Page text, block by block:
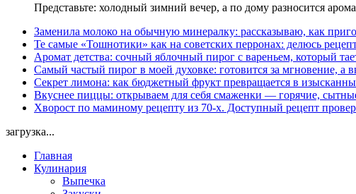
Представьте: холодный зимний вечер, а по дому разносится
Заменила молоко на обычную минералку: рассказываю, как
Те самые «Тошнотики» как на советских перронах: делюсь
Аромат детства: сочный яблочный пирог с вареньем, который
Самый частый пирог в моей духовке: готовится за мгновение, а
Секрет лимона: как бюджетный фрукт превращается в
Вкуснее пиццы: открываем для себя смаженки — горячие,
Хворост по маминому рецепту из 70-х. Доступный рецепт
загрузка...
Главная
Кулинария
Выпечка